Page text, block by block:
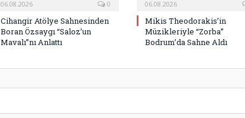
06.08.2026 0
Cihangir Atölye Sahnesinden
Boran Özsaygı “Saloz’un
Mavalı”nı Anlattı
06.08.2026
Mikis Theodorakis’in
Müzikleriyle “Zorba”
Bodrum’da Sahne Aldı